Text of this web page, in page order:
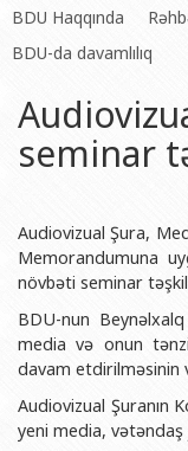
BDU Haqqında
BDU-nun tarixi
BDU-nun Missiya
BDU-nun İnkişaf
BDU-nun üzv
BDU-nun qrant
Rektorlarımız
BDU-nun məzunları
BDU-da təhsil
BDU-da davamlılıq
seminar
Audiovizual Şura,
Memorandumuna
növbəti seminar
BDU-nun
media və onun
davam etdirilməsinin
Audiovizual Şuranın
yeni media, vətəndaş